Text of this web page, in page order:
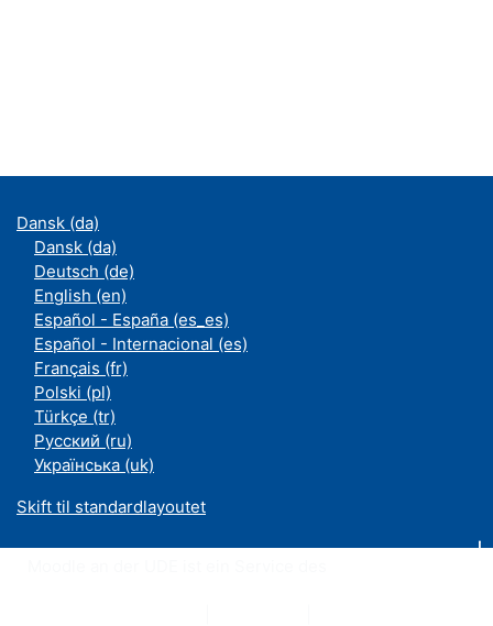
Dansk ‎(da)‎
Dansk ‎(da)‎
Deutsch ‎(de)‎
English ‎(en)‎
Español - España ‎(es_es)‎
Español - Internacional ‎(es)‎
Français ‎(fr)‎
Polski ‎(pl)‎
Türkçe ‎(tr)‎
Русский ‎(ru)‎
Українська ‎(uk)‎
Skift til standardlayoutet